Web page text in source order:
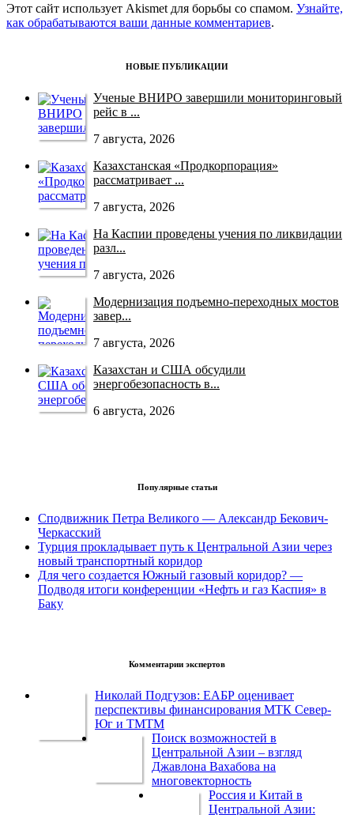
Этот сайт использует Akismet для борьбы со спамом. Узнайте,
как обрабатываются ваши данные комментариев.
НОВЫЕ ПУБЛИКАЦИИ
Ученые ВНИРО завершили мониторинговый
рейс в ...
7 августа, 2026
Казахстанская «Продкорпорация»
рассматривает ...
7 августа, 2026
На Каспии проведены учения по ликвидации
разл...
7 августа, 2026
Модернизация подъемно-переходных мостов
завер...
7 августа, 2026
Казахстан и США обсудили
энергобезопасность в...
6 августа, 2026
Популярные статьи
Сподвижник Петра Великого — Александр Бекович-
Черкасский
Турция прокладывает путь к Центральной Азии через
новый транспортный коридор
Для чего создается Южный газовый коридор? —
Подводя итоги конференции «Нефть и газ Каспия» в
Баку
Комментарии экспертов
Николай Подгузов: ЕАБР оценивает
перспективы финансирования МТК Север-
Юг и ТМТМ
Поиск возможностей в
Центральной Азии – взгляд
Джавлона Вахабова на
многовекторность
Россия и Китай в
Центральной Азии: